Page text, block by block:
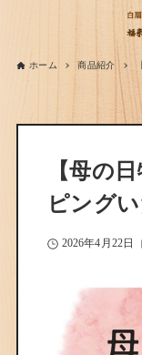
ホーム 商品紹介
【母の
ピング
2026年4月22日